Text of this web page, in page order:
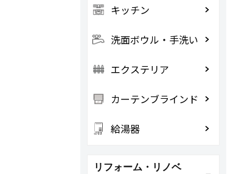
キッチン
洗面ボウル・手洗い
エクステリア
カーテンブラインド
給湯器
リフォーム・リノベ